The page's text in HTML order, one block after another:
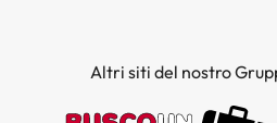
Altri siti del nostro